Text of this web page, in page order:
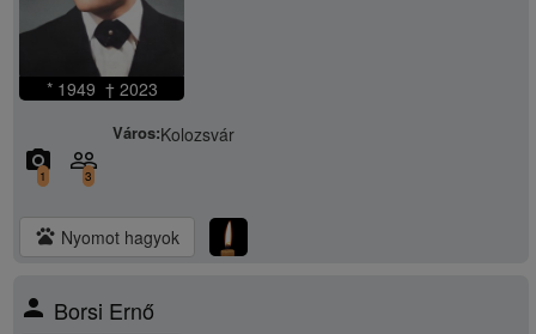
* 1949 † 2023
Város:Kolozsvár
camera_alt
1
people_outline
3
pets Nyomot hagyok
person Borsi Ernő